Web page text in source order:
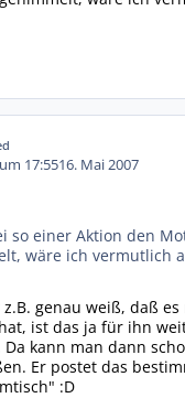
17:5516. Mai 2007
so einer Aktion den
wäre ich vermutlich
genau weiß, daß
ist das ja für ihn
kann man dann
Er postet das
:D